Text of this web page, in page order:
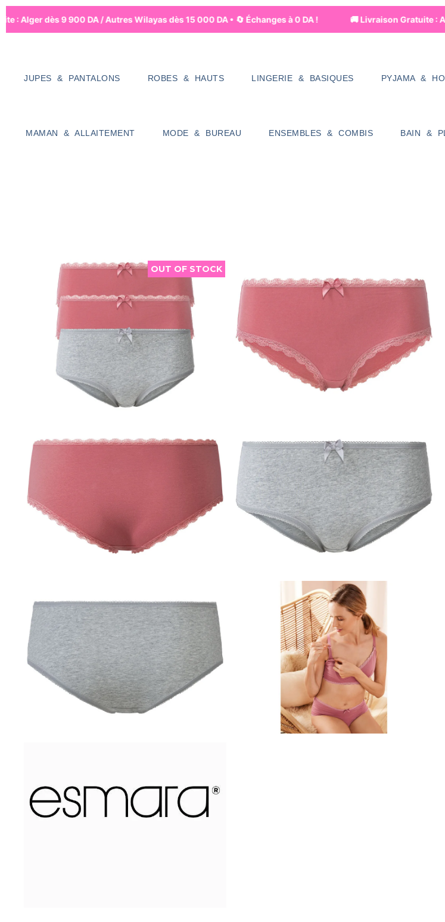
: Alger dès 9 900 DA / Autres Wilayas dès 15 000 DA • 🔄 Échanges à 0 DA ! 🚚 Livraison Gratuite :
JUPES & PANTALONS ROBES & HAUTS LINGERIE & BASIQUES PYJAMA &
MAMAN & ALLAITEMENT MODE & BUREAU ENSEMBLES & COMBIS BAIN &
OUT OF STOCK